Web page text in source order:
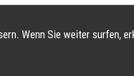
Wenn Sie weiter surfen,